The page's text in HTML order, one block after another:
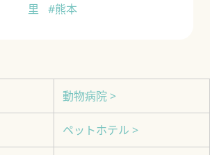
里
#熊本
動物病院 >
ペットホテル >